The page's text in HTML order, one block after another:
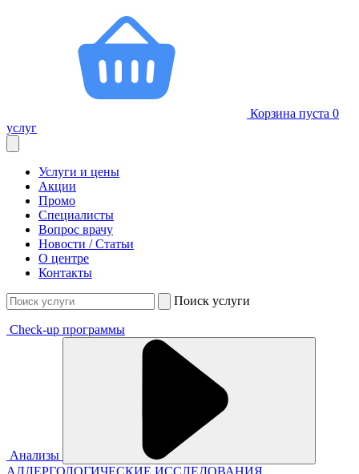
Корзина пуста 0
услуг
Услуги и цены
Акции
Промо
Специалисты
Вопрос врачу
Новости / Статьи
О центре
Контакты
Поиск услуги
Check-up программы
Анализы
АЛЛЕРГОЛОГИЧЕСКИЕ ИССЛЕДОВАНИЯ